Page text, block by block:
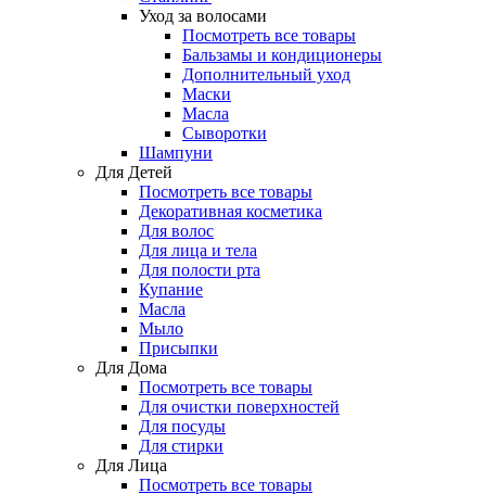
Уход за волосами
Посмотреть все товары
Бальзамы и кондиционеры
Дополнительный уход
Маски
Масла
Сыворотки
Шампуни
Для Детей
Посмотреть все товары
Декоративная косметика
Для волос
Для лица и тела
Для полости рта
Купание
Масла
Мыло
Присыпки
Для Дома
Посмотреть все товары
Для очистки поверхностей
Для посуды
Для стирки
Для Лица
Посмотреть все товары